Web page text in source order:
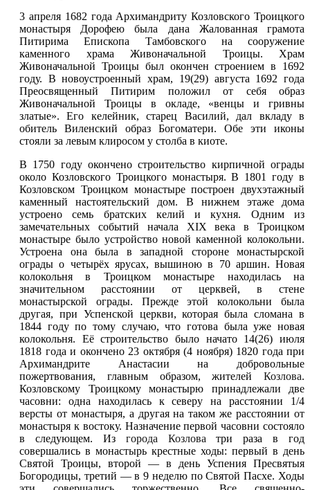
3 апреля 1682 года Архимандриту Козловского Троицкого
монастыря Дорофею была дана Жалованная грамота
Питирима Епископа Тамбовского на сооружение
каменного храма Живоначальной Троицы. Храм
Живоначальной Троицы был окончен строением в 1692
году. В новоустроенный храм, 19(29) августа 1692 года
Преосвященный Питирим положил от себя образ
Живоначальной Троицы в окладе, «венцы и гривны
златые». Его келейник, старец Василий, дал вкладу в
обитель Виленский образ Богоматери. Обе эти иконы
стояли за левым клиросом у столба в киоте.
В 1750 году окончено строительство кирпичной ограды
около Козловского Троицкого монастыря. В 1801 году в
Козловском Троицком монастыре построен двухэтажный
каменный настоятельский дом. В нижнем этаже дома
устроено семь братских келий и кухня. Одним из
замечательных событий начала XIX века в Троицком
монастыре было устройство новой каменной колокольни.
Устроена она была в западной стороне монастырской
ограды о четырёх ярусах, вышиною в 70 аршин. Новая
колокольня в Троицком монастыре находилась на
значительном расстоянии от церквей, в стене
монастырской ограды. Прежде этой колокольни была
другая, при Успенской церкви, которая была сломана в
1844 году по тому случаю, что готова была уже новая
колокольня. Её строительство было начато 14(26) июля
1818 года и окончено 23 октября (4 ноября) 1820 года при
Архимандрите Анастасии на добровольные
пожертвования, главным образом, жителей Козлова.
Козловскому Троицкому монастырю принадлежали две
часовни: одна находилась к северу на расстоянии 1/4
версты от монастыря, а другая на таком же расстоянии от
монастыря к востоку. Назначение первой часовни состояло
в следующем. Из города Козлова три раза в год
совершались в монастырь крестные ходы: первый в день
Святой Троицы, второй — в день Успения Пресвятыя
Богородицы, третий — в 9 неделю по Святой Пасхе. Ходы